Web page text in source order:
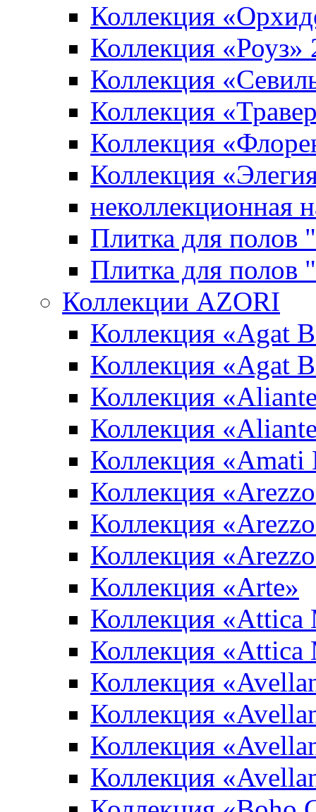
Коллекция
Коллекция «Роуз»
Коллекция
Коллекция
Коллекция
Коллекция
неколлекционная
Плитка для полов
Плитка для
Коллекции AZORI
Коллекция «Agat
Коллекция «Agat
Коллекция
Коллекция
Коллекция «Amati
Коллекция
Коллекция
Коллекция
Коллекция «Arte»
Коллекция «Attica
Коллекция «Attica
Коллекция
Коллекция
Коллекция
Коллекция